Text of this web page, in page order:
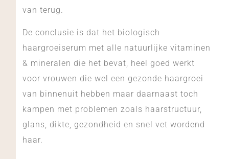
van terug.
De conclusie is dat het biologisch
haargroeiserum met alle natuurlijke vitaminen
& mineralen die het bevat, heel goed werkt
voor vrouwen die wel een gezonde haargroei
van binnenuit hebben maar daarnaast toch
kampen met problemen zoals haarstructuur,
glans, dikte, gezondheid en snel vet wordend
haar.